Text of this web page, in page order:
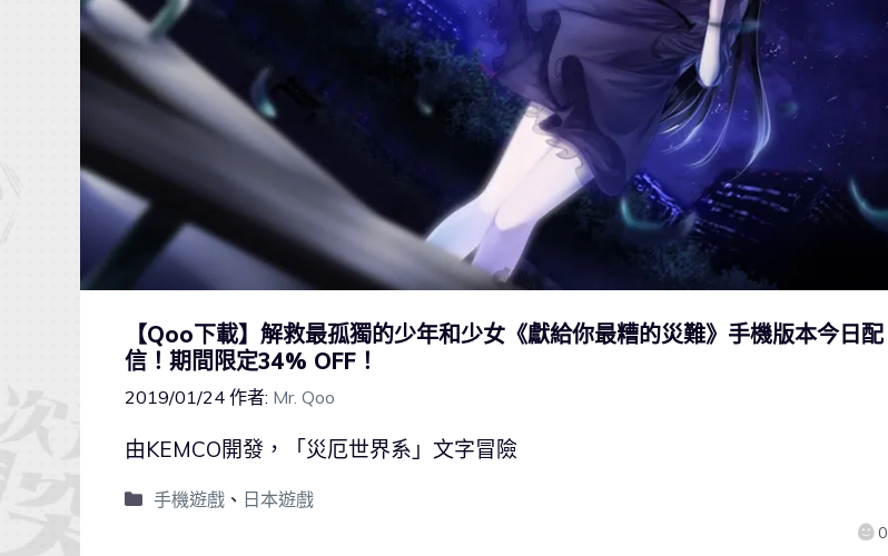
【Qoo下載】解救最孤獨的少年和少女《獻給你最糟的災難》手機版本今日配
信！期間限定34% OFF！
2019/01/24 作者: Mr. Qoo
0
由KEMCO開發，「災厄世界系」文字冒險
手機遊戲、 日本遊戲